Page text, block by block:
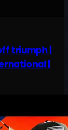
triumph |
|